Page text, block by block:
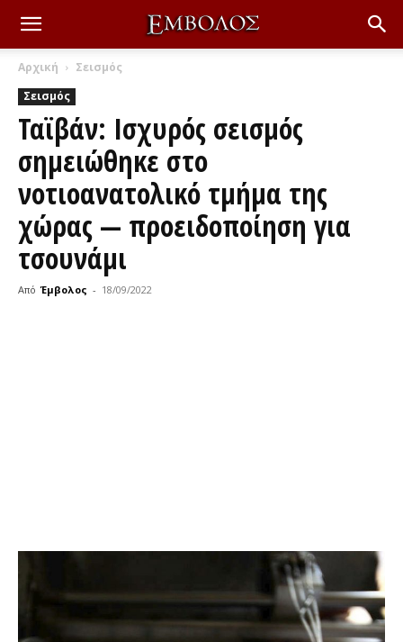
Αρχική
Σεισμός
Σεισμός
Ταϊβάν: Ισχυρός σεισμός
σημειώθηκε στο
νοτιοανατολικό τμήμα της
χώρας — προειδοποίηση για
τσουνάμι
Από Έμβολος - 18/09/2022